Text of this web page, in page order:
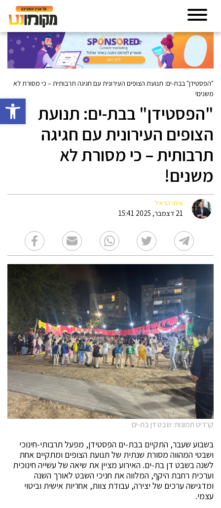
פתח
"הפסטידן" בבת-ים: תנועת הצופים העירונית עם חגיגה תרבותית – כי מסורת לא
משנים!
"הפסטידן" בבת-ים: תנועת
הצופים העירונית עם חגיגה
תרבותית – כי מסורת לא
משנים!
איתי הראל
21 דצמבר, 2025 15:41
קרדיט תמונות: שבט דן בת-ים
בשבוע שעבר, התקיים בבת-ים הפסטידן, מפעל תרבותי-חינוכי
ושבטי המהווה מסורת שנתית של תנועת הצופים ומתקיים אחת
לשנה בשבט דן בת-ים. האירוע מציין את שיאה של עשייה חינוכית
וערכית רחבת היקף, המלווה את חניכי השבט לאורך השנה
ומדגישה ערכים של יצירה, עבודת צוות, אחריות אישית וביטוי
עצמי.